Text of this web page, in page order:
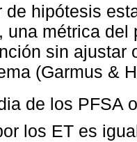
de hipótesis
una métrica
sin ajustar
(Garmus &
de los
los ET es